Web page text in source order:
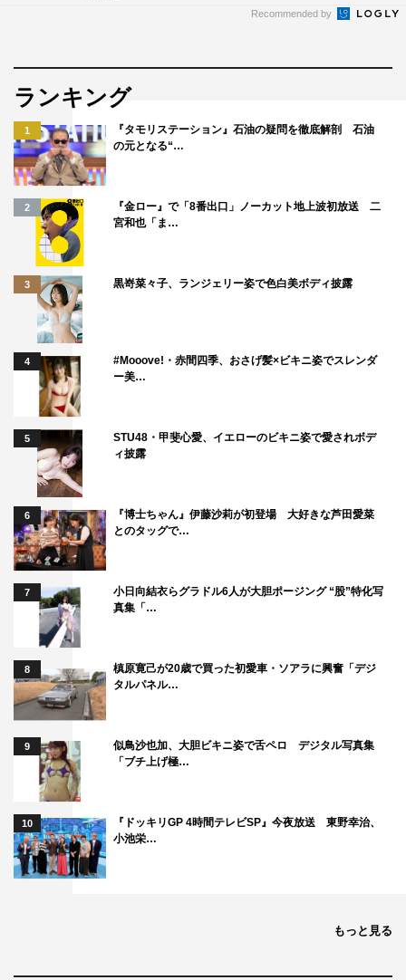
Recommended by
ランキング
1
『タモリステーション』石油の疑問を徹底解剖 石油
の元となる“…
2
『金ロー』で「8番出口」ノーカット地上波初放送 二
宮和也「ま…
3 黒嵜菜々子、ランジェリー姿で色白美ボディ披露
4
#Mooove!・赤間四季、おさげ髪×ビキニ姿でスレンダ
ー美…
5
STU48・甲斐心愛、イエローのビキニ姿で愛されボデ
ィ披露
6
『博士ちゃん』伊藤沙莉が初登場 大好きな芦田愛菜
とのタッグで…
7
小日向結衣らグラドル6人が大胆ポージング “股”特化写
真集「…
8
槙原寛己が20歳で買った初愛車・ソアラに興奮「デジ
タルパネル…
9
似鳥沙也加、大胆ビキニ姿で舌ペロ デジタル写真集
「ブチ上げ極…
10
『ドッキリGP 4時間テレビSP』今夜放送 東野幸治、
小池栄…
もっと見る